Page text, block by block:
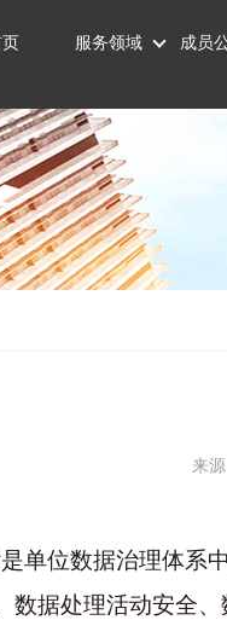
服务领域 成员
来
单位数据治理体系
数据处理活动安全